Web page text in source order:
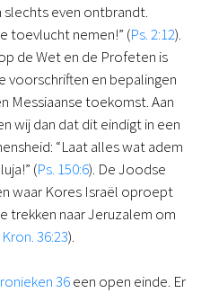
even ontbrandt.
toevlucht nemen!” (Ps. 2:12).
de Wet en de Profeten is
voorschriften en bepalingen
Messiaanse toekomst. Aan
wij dan dat dit eindigt in een
“Laat alles wat adem
(Ps. 150:6). De Joodse
waar Kores Israël oproept
trekken naar Jeruzalem om
36:23).
36een open einde. Er